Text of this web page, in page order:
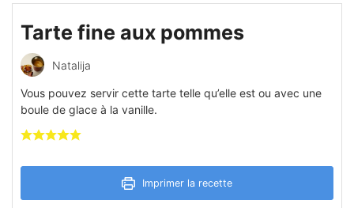
Tarte fine aux pommes
Natalija
Vous pouvez servir cette tarte telle qu’elle est ou avec une
boule de glace à la vanille.
Imprimer la recette